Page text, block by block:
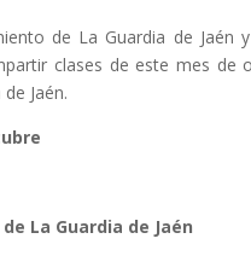
de La Guardia de Jaén
clases de este mes de
Jaén.
La Guardia de Jaén